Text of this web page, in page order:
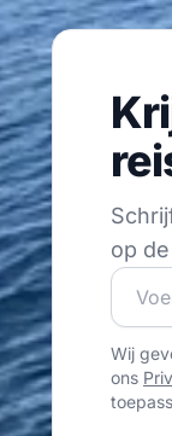
Schrijf u
op
Word
Wij
ons